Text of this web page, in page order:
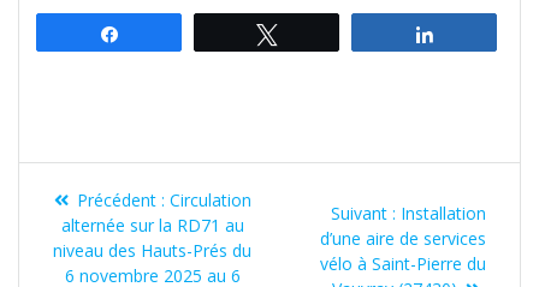
Navigation
l’article
Précédent : Article
précédent
:
Circulation
alternée sur la RD71 au
niveau des Hauts-Prés du
6 novembre 2025 au 6
Suivant : Article
suivant
:
Installation
d’une aire de services
vélo à Saint-Pierre du